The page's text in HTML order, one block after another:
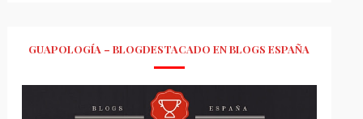
GUAPOLOGÍA – BLOGDESTACADO EN BLOGS ESPAÑA